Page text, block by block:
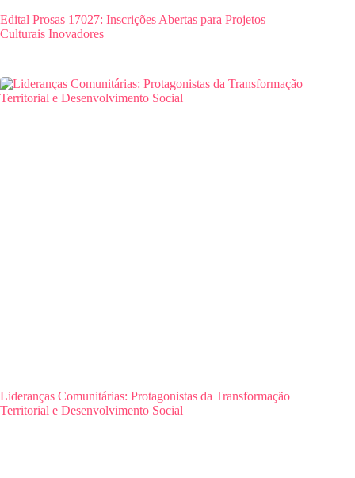
Edital Prosas 17027: Inscrições Abertas para Projetos
Culturais Inovadores
Lideranças Comunitárias: Protagonistas da Transformação
Territorial e Desenvolvimento Social